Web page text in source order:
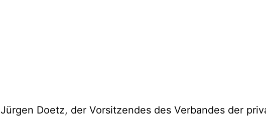
Jürgen Doetz, der Vorsitzendes des Verbandes der